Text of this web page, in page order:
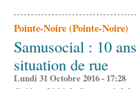
Pointe-Noire (Pointe-Noire)
Samusocial : 10
situation de rue
Lundi 31 Octobre 2016 - 17:28